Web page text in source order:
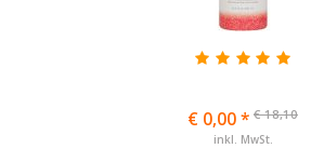
€ 0,00 * € 18,10
inkl. MwSt.